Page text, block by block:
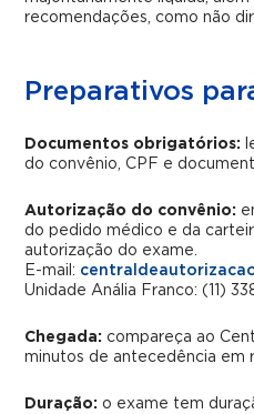
recomendações, como não
Preparativos
Documentos obrigatórios:
do convênio, CPF e
Autorização do convênio:
do pedido médico e da
autorização do exame.
E-mail:
Unidade Anália Franco: (11)
Chegada: compareça ao
minutos de antecedência em
Duração: o exame tem